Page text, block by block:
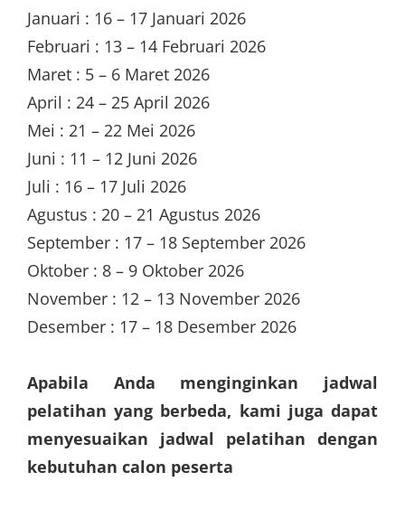
Januari : 16 – 17 Januari 2026
Februari : 13 – 14 Februari 2026
Maret : 5 – 6 Maret 2026
April : 24 – 25 April 2026
Mei : 21 – 22 Mei 2026
Juni : 11 – 12 Juni 2026
Juli : 16 – 17 Juli 2026
Agustus : 20 – 21 Agustus 2026
September : 17 – 18 September 2026
Oktober : 8 – 9 Oktober 2026
November : 12 – 13 November 2026
Desember : 17 – 18 Desember 2026
Apabila Anda menginginkan jadwal
pelatihan yang berbeda, kami juga dapat
menyesuaikan jadwal pelatihan dengan
kebutuhan calon peserta